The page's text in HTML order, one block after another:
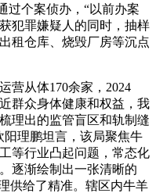
过个案侦办，“以前办案
犯罪嫌疑人的同时，抽样
租仓库、烧毁厂房等沉点
从体170余家，2024
群众身体健康和权益，我
理出的监管盲区和轨制缝
阳理鹏坦言，该局聚焦牛
等行业凸起问题，常态化
逐渐绘制出一张清晰的
供给了精准。辖区内牛羊